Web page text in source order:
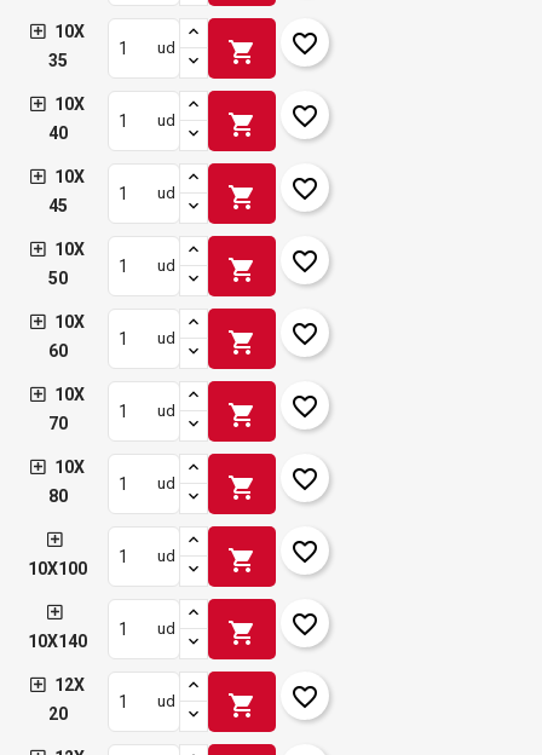
10X
35
ud shopping_cart favorite_border
10X
40
ud shopping_cart favorite_border
10X
45
ud shopping_cart favorite_border
10X
50
ud shopping_cart favorite_border
10X
60
ud shopping_cart favorite_border
10X
70
ud shopping_cart favorite_border
10X
80
ud shopping_cart favorite_border
10X100
ud shopping_cart favorite_border
10X140
ud shopping_cart favorite_border
12X
20
ud shopping_cart favorite_border